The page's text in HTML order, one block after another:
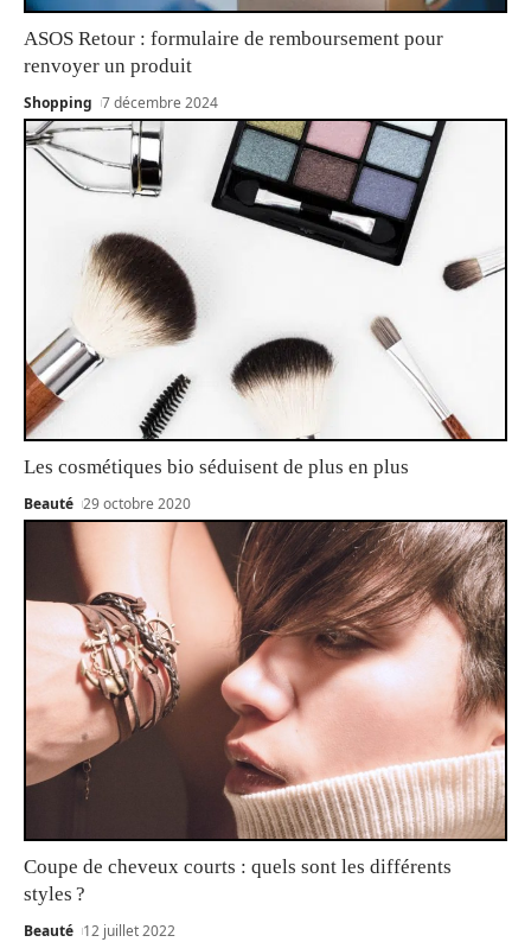
ASOS Retour : formulaire de remboursement pour
renvoyer un produit
Shopping 7 décembre 2024
Les cosmétiques bio séduisent de plus en plus
Beauté 29 octobre 2020
Coupe de cheveux courts : quels sont les différents
styles ?
Beauté 12 juillet 2022